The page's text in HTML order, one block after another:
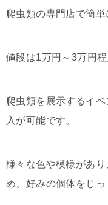
爬虫類の専門店で簡単
値段は1万円～3万円程
爬虫類を展示するイ
入が可能です。
様々な色や模様があ
め、好みの個体をじっ